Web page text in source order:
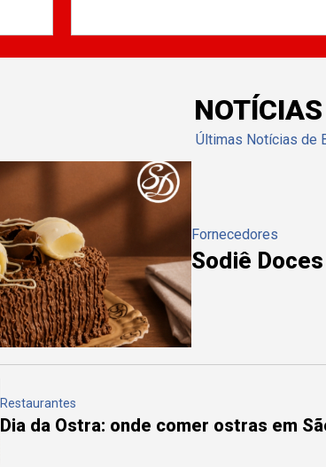
Últimas Notícias de
Fornecedores
Sodiê
Restaurantes
Dia da Ostra: onde comer ostras em